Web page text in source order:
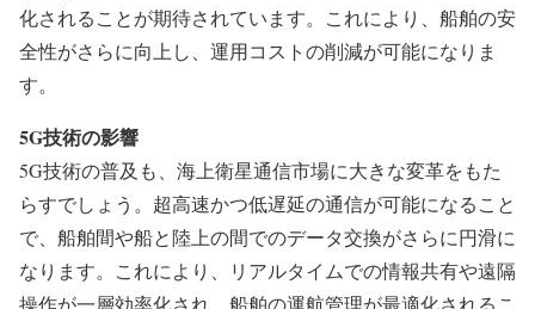
化されることが期待されています。これにより、船舶の安
全性がさらに向上し、運用コストの削減が可能になりま
す。
5G技術の影響
5G技術の普及も、海上衛星通信市場に大きな変革をもた
らすでしょう。超高速かつ低遅延の通信が可能になること
で、船舶間や船と陸上の間でのデータ交換がさらに円滑に
なります。これにより、リアルタイムでの情報共有や遠隔
操作が一層効率化され、船舶の運航管理が最適化されるこ